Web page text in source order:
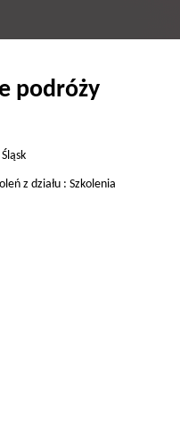
podróży
z działu : Szkolenia